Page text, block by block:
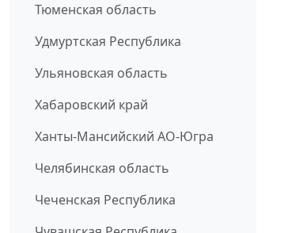
Тюменская область
Удмуртская Республика
Ульяновская область
Хабаровский край
Ханты-Мансийский АО-Югра
Челябинская область
Чеченская Республика